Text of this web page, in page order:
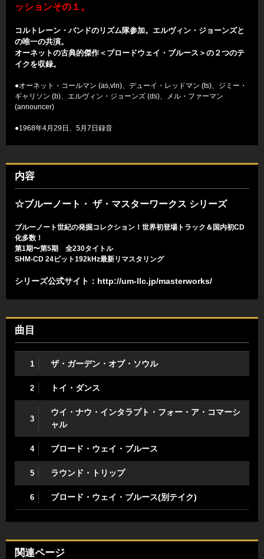
ッションその１。
コルトレーン・バンドのリズム隊参加。エルヴィン・ジョーンズと
の唯一の共演。
オーネットの古典的傑作＜ブロードウェイ・ブルース＞の２つのテ
イクを収録。
●オーネット・コールマン (as,vln)、デューイ・レッドマン (ts)、ジミー・
ギャリソン (b)、エルヴィン・ジョーンズ (ds)、メル・ファーマン
(announcer)
●1968年4月29日、5月7日録音
内容
☆ブルーノート・ ザ・マスターワークス シリーズ
ブルーノート世紀の発掘コレクション！世界初登場トラック＆国内初CD
化多数！
第1期〜第5期 全230タイトル
SHM-CD 24ビット192kHz最新リマスタリング
シリーズ公式サイト： http://um-llc.jp/masterworks/
曲目
1 ザ・ガーデン・オブ・ソウル
2 トイ・ダンス
3
ウイ・ナウ・インタラプト・フォー・ア・コマーシ
ャル
4 ブロード・ウェイ・ブルース
5 ラウンド・トリップ
6 ブロード・ウェイ・ブルース(別テイク)
関連ページ